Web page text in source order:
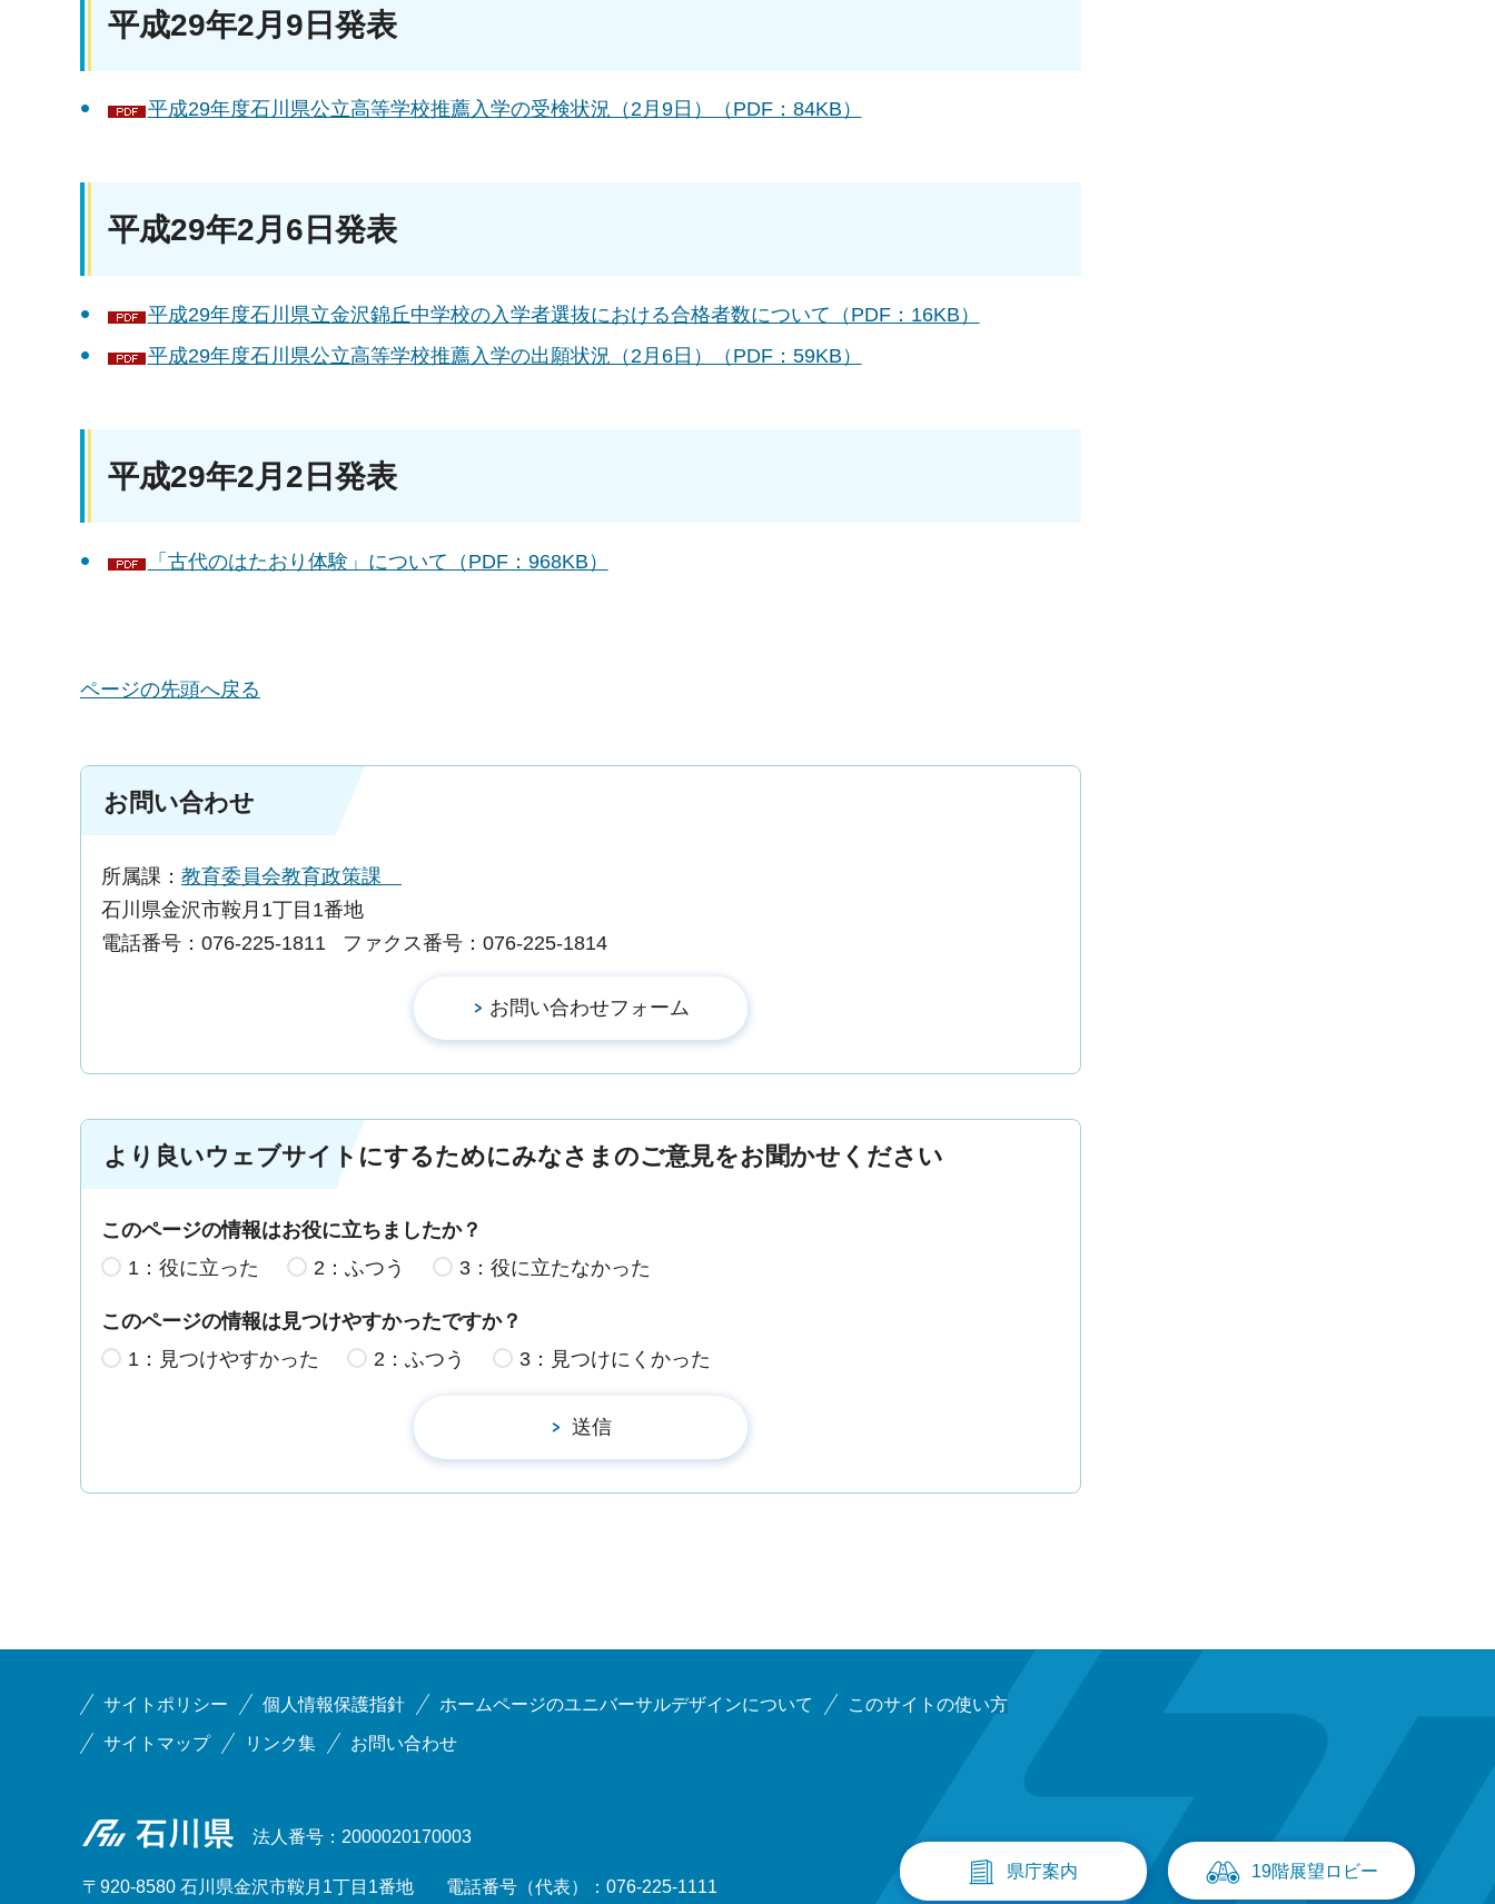
平成29年2月9日発表
平成29年度石川県公立高等学校推薦入学の受検状況（2月9日）（PDF：84KB）
平成29年2月6日発表
平成29年度石川県立金沢錦丘中学校の入学者選抜における合格者数について（PDF：16KB）
平成29年度石川県公立高等学校推薦入学の出願状況（2月6日）（PDF：59KB）
平成29年2月2日発表
「古代のはたおり体験」について（PDF：968KB）
ページの先頭へ戻る
お問い合わせ
所属課： 教育委員会教育政策課
石川県金沢市鞍月1丁目1番地
電話番号：076-225-1811
ファクス番号：076-225-1814
より良いウェブサイトにするためにみなさまのご意見をお聞かせください
このページの情報はお役に立ちましたか？
1：役に立った
2：ふつう 3：役に立たなかった
このページの情報は見つけやすかったですか？
1：見つけやすかった
2：ふつう 3：見つけにくかった
サイトポリシー 個人情報保護指針 ホームページのユニバーサルデザインについて このサイトの使い方
サイトマップ リンク集 お問い合わせ
石川県 法人番号：2000020170003
〒920-8580 石川県金沢市鞍月1丁目1番地 電話番号（代表）：076-225-1111
県庁案内 19階展望ロビー